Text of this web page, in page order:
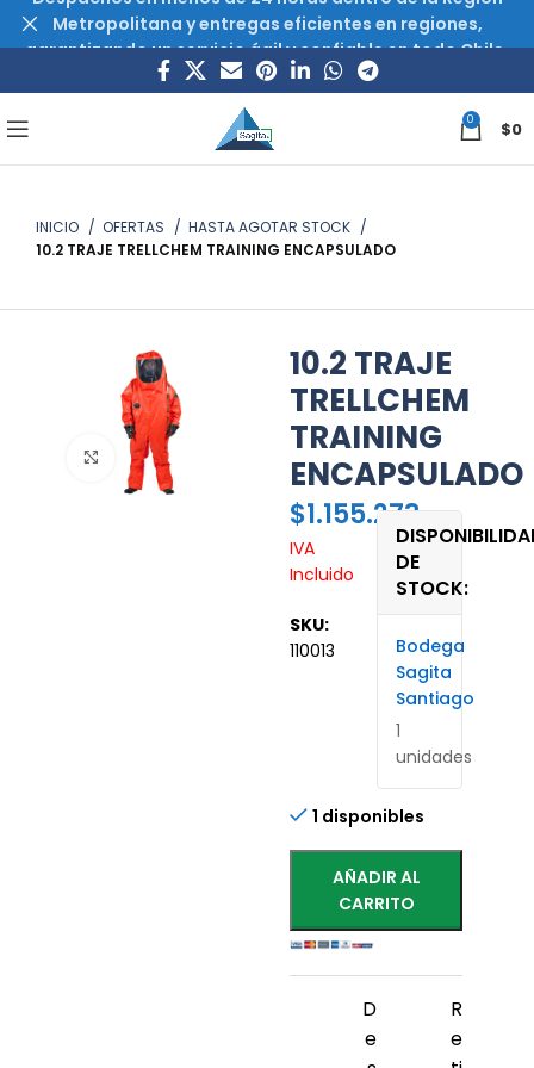
0 $0
INICIO OFERTAS
HASTA AGOTAR STOCK
10.2 TRAJE TRELLCHEM TRAINING ENCAPSULADO
Haz clic para ampliar
10.2 TRAJE
TRELLCHEM
TRAINING
ENCAPSULADO
$1.155.273
IVA
Incluido
SKU:
110013
DE
STOCK:
Bodega
Sagita
Santiago
1
unidades
1 disponibles
AÑADIR AL
CARRITO
D
e
R
e
Metropolitana y entregas eficientes en regiones,
garantizando un servicio ágil y confiable en todo Chile.